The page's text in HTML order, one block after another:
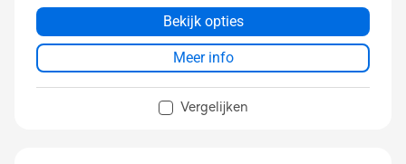
Bekijk opties
Meer info
Vergelijken